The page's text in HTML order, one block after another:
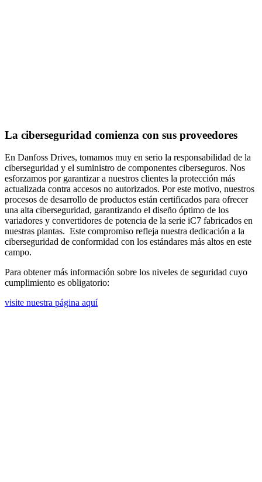
La ciberseguridad comienza con sus proveedores
En Danfoss Drives, tomamos muy en serio la responsabilidad de la
ciberseguridad y el suministro de componentes ciberseguros. Nos
esforzamos por garantizar a nuestros clientes la protección más
actualizada contra accesos no autorizados. Por este motivo, nuestros
procesos de desarrollo de productos están certificados para ofrecer
una alta ciberseguridad, garantizando el diseño óptimo de los
variadores y convertidores de potencia de la serie iC7 fabricados en
nuestras plantas. Este compromiso refleja nuestra dedicación a la
ciberseguridad de conformidad con los estándares más altos en este
campo.
Para obtener más información sobre los niveles de seguridad cuyo
cumplimiento es obligatorio:
visite nuestra página aquí